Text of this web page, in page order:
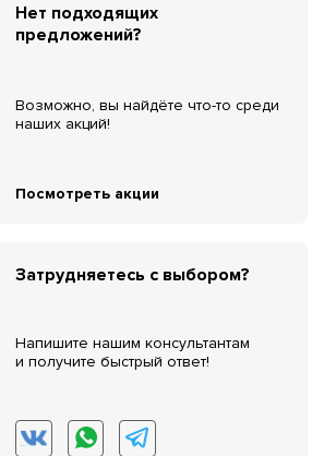
Нет подходящих
предложений?
Возможно, вы найдёте что-то среди
наших акций!
Посмотреть акции
Затрудняетесь с выбором?
Напишите нашим консультантам
и получите быстрый ответ!